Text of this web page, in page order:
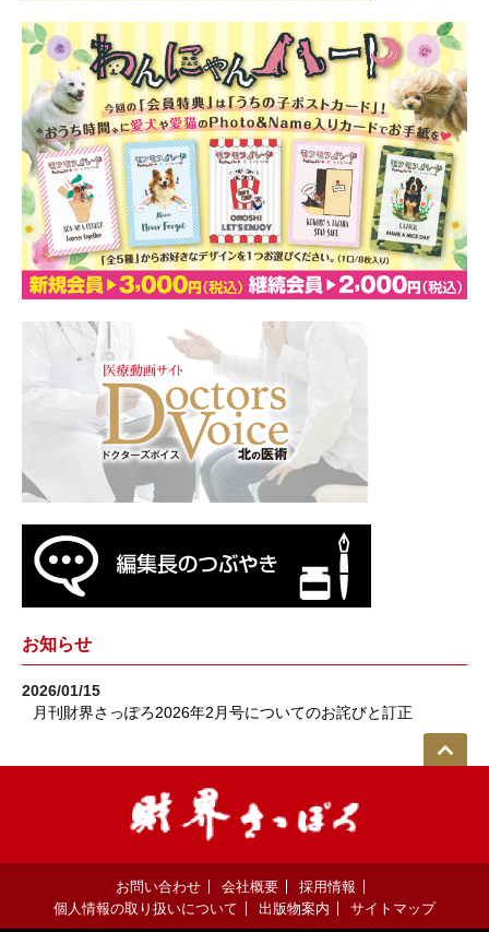
お知らせ
2026/01/15
月刊財界さっぽろ2026年2月号についてのお詫びと訂正
お問い合わせ 会社概要
採用情報
個人情報の取り扱いについて
出版物案内 サイトマップ